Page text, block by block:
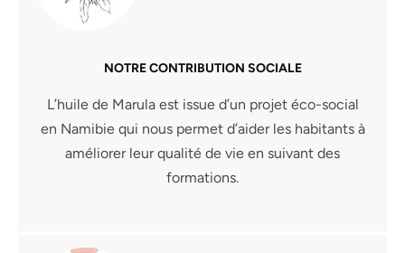
NOTRE CONTRIBUTION SOCIALE
L’huile de Marula est issue d’un projet éco-social
en Namibie qui nous permet d’aider les habitants à
améliorer leur qualité de vie en suivant des
formations.